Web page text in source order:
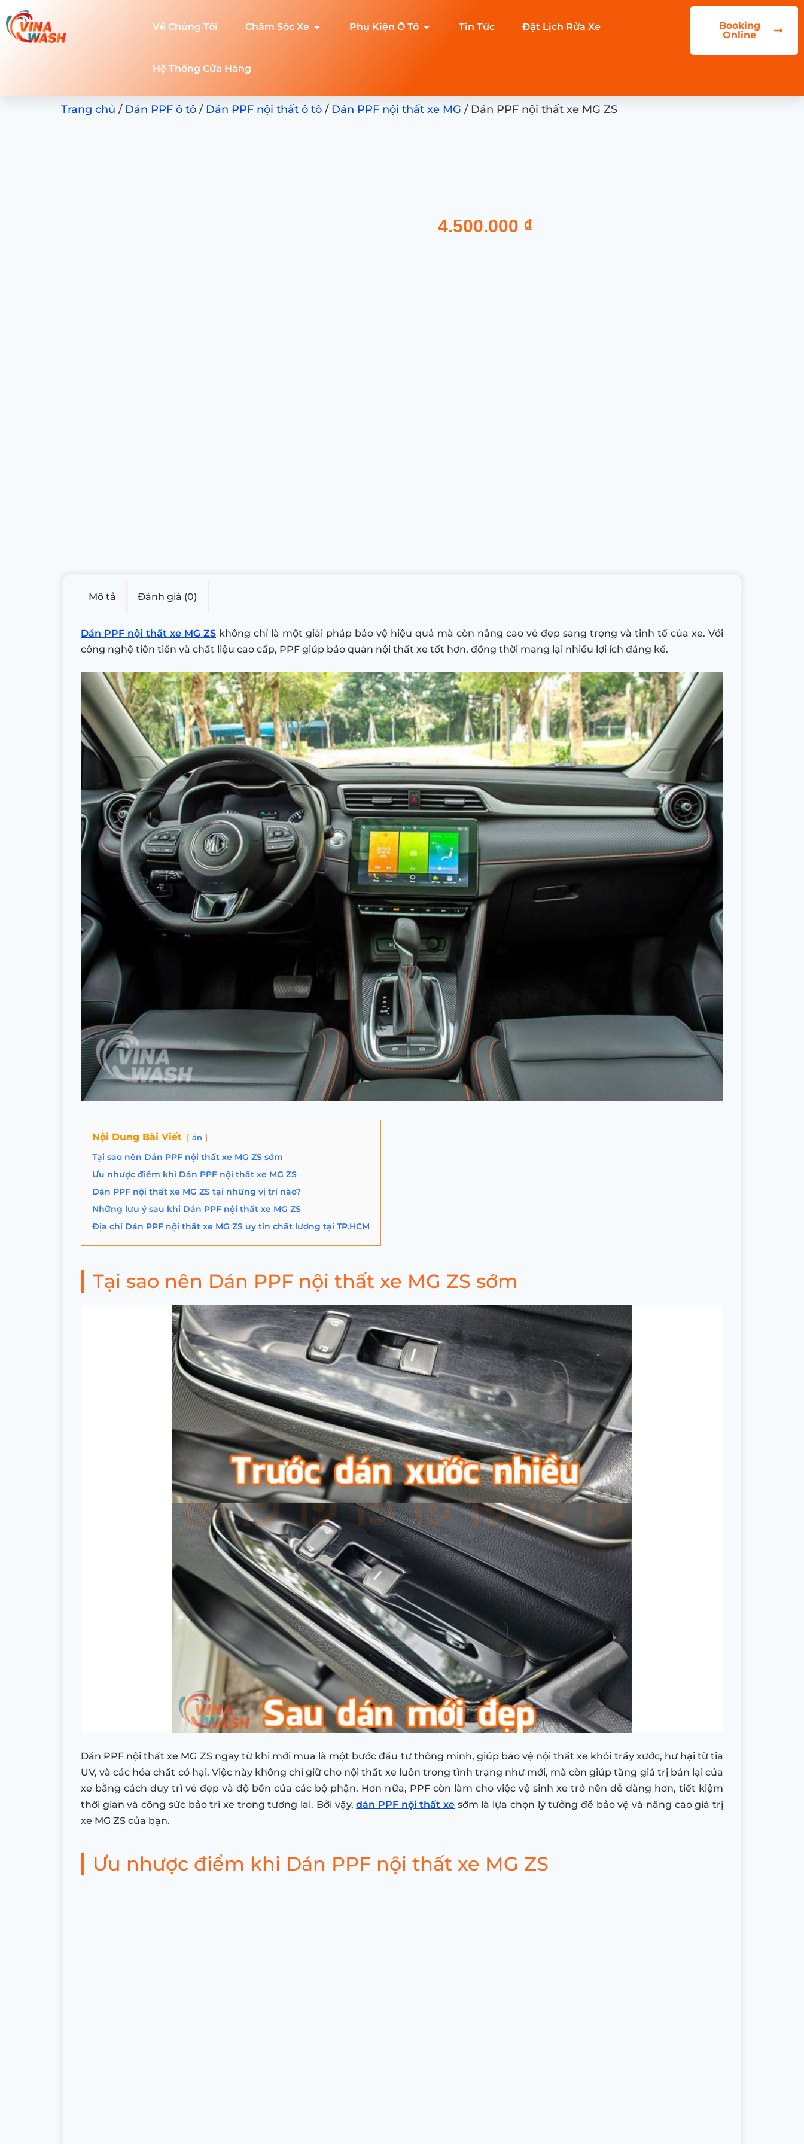
Về Chúng Tôi Chăm Sóc Xe Phụ Kiện Ô Tô Tin Tức Đặt Lịch Rửa Xe
Hệ Thống Cửa Hàng
Booking
Online
Trang chủ / Dán PPF ô tô / Dán PPF nội thất ô tô / Dán PPF nội thất xe MG / Dán PPF nội thất xe MG ZS
4.500.000 ₫
Mô tả Đánh giá (0)
Dán PPF nội thất xe MG ZS không chỉ là một giải pháp bảo vệ hiệu quả mà còn nâng cao vẻ đẹp sang trọng và tinh tế của xe. Với
công nghệ tiên tiến và chất liệu cao cấp, PPF giúp bảo quản nội thất xe tốt hơn, đồng thời mang lại nhiều lợi ích đáng kể.
Nội Dung Bài Viết ẩn
Tại sao nên Dán PPF nội thất xe MG ZS sớm
Ưu nhược điểm khi Dán PPF nội thất xe MG ZS
Dán PPF nội thất xe MG ZS tại những vị trí nào?
Những lưu ý sau khi Dán PPF nội thất xe MG ZS
Địa chỉ Dán PPF nội thất xe MG ZS uy tín chất lượng tại TP.HCM
Tại sao nên Dán PPF nội thất xe MG ZS sớm
Dán PPF nội thất xe MG ZS ngay từ khi mới mua là một bước đầu tư thông minh, giúp bảo vệ nội thất xe khỏi trầy xước, hư hại từ tia
UV, và các hóa chất có hại. Việc này không chỉ giữ cho nội thất xe luôn trong tình trạng như mới, mà còn giúp tăng giá trị bán lại của
xe bằng cách duy trì vẻ đẹp và độ bền của các bộ phận. Hơn nữa, PPF còn làm cho việc vệ sinh xe trở nên dễ dàng hơn, tiết kiệm
thời gian và công sức bảo trì xe trong tương lai. Bởi vậy,dán PPF nội thất xe sớm là lựa chọn lý tưởng để bảo vệ và nâng cao giá trị
xe MG ZS của bạn.
Ưu nhược điểm khi Dán PPF nội thất xe MG ZS